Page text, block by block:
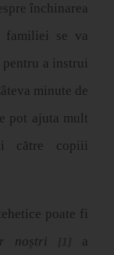
închinarea
familiei se va
a instrui
âteva minute de
pot ajuta mult
către copiii
poate fi
noștri
a